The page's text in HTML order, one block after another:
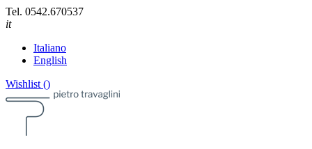
Tel. 0542.670537
it
Italiano
English
Wishlist ()